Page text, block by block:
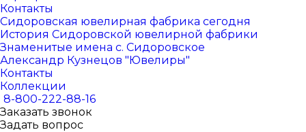
Контакты
Сидоровская ювелирная фабрика сегодня
История Сидоровской ювелирной фабрики
Знаменитые имена с. Сидоровское
Александр Кузнецов "Ювелиры"
Контакты
Коллекции
8-800-222-88-16
Заказать звонок
Задать вопрос